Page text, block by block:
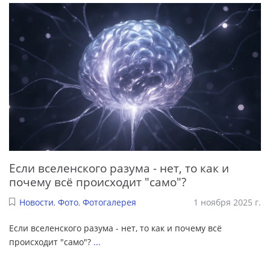
Если вселенского разума - нет, то как и
почему всё происходит "само"?
Новости, Фото, Фотогалерея 1 ноября 2025 г.
Если вселенского разума - нет, то как и почему всё
происходит "само"? ...